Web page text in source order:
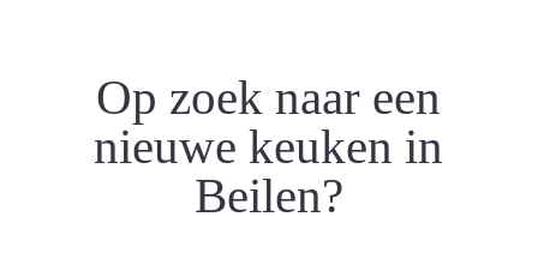
Op zoek naar een
nieuwe keuken in
Beilen?